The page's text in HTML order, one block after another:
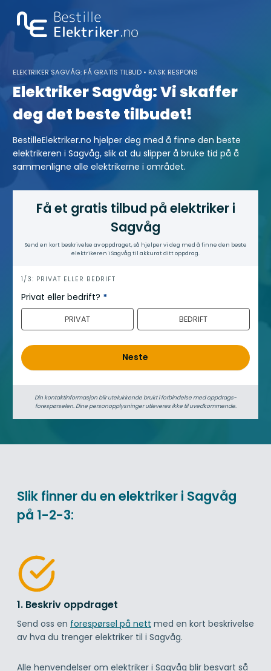
content
ELEKTRIKER SAGVÅG: FÅ GRATIS TILBUD • RASK RESPONS
Elektriker Sagvåg: Vi skaffer
deg det beste tilbudet!
BestilleElektriker.no hjelper deg med å finne den beste
elektrikeren i Sagvåg, slik at du slipper å bruke tid på å
sammenligne alle elektrikerne i området.
Få et gratis tilbud på elektriker i
Sagvåg
Send en kort beskrivelse av oppdraget, så hjelper vi deg med å finne den beste
elektrikeren i Sagvåg til akkurat ditt oppdrag.
h
e
r
1/3: PRIVAT ELLER BEDRIFT
Privat eller bedrift? *
PRIVAT BEDRIFT
Neste
Din kontaktinformasjon blir utelukkende brukt i forbindelse med oppdrags­
forespørselen. Dine person­­opplysninger utleveres ikke til uvedkommende.
Slik finner du en elektriker i Sagvåg
på 1-2-3:
1. Beskriv oppdraget
Send oss en forespørsel på nett med en kort beskrivelse
av hva du trenger elektriker til i Sagvåg.
Alle henvendelser om elektriker i Sagvåg blir besvart så